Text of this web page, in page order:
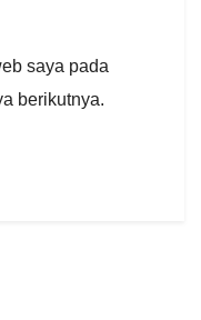
saya pada
berikutnya.